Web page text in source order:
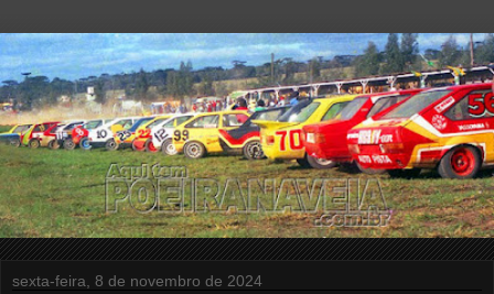
sexta-feira, 8 de novembro de 2024